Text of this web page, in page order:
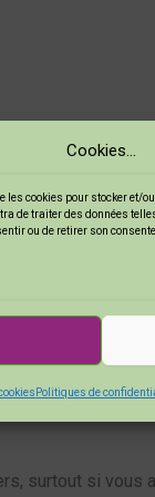
Cookies...
les cookies pour stocker et/
de traiter des données
ou de retirer son
Politiques de
en tout ce qu’ils
qui permet de
troupe
vous
de voir
surtout si